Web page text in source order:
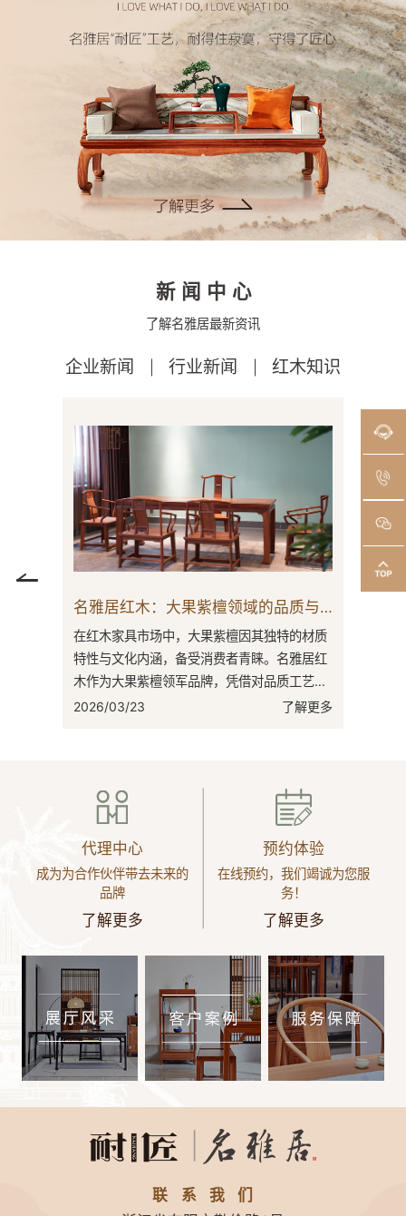
新闻中心
了解名雅居最新资讯
企业新闻 行业新闻 红木知识
名雅居红木：大果紫檀领域的品质与文化践行者
在红木家具市场中，大果紫檀因其独特的材质
特性与文化内涵，备受消费者青睐。名雅居红
木作为大果紫檀领军品牌，凭借对品质工艺的
执着追求与对文化传承的高度重视，在竞争
2026/03/23 了解更多
代理中心
成为为合作伙伴带去未来的
品牌
了解更多
预约体验
在线预约，我们竭诚为您服
务！
了解更多
联系我们